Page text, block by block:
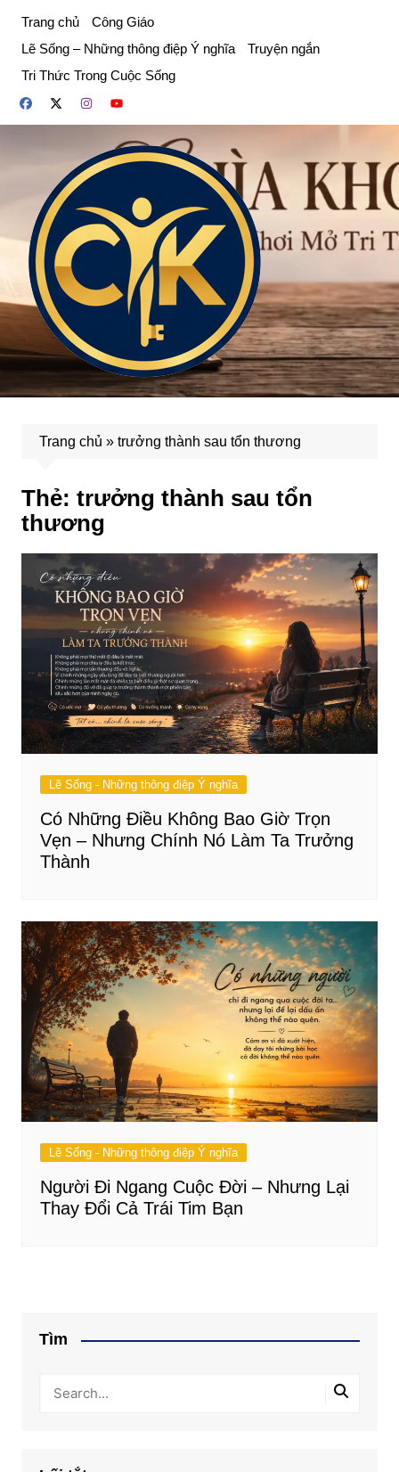
phần
dung
Trang chủ
Công Giáo
Lẽ Sống – Những thông điệp Ý nghĩa
Truyện ngắn
Tri Thức Trong Cuộc Sống
Trang chủ » trưởng thành sau tổn thương
Thẻ: trưởng thành sau tổn
thương
Lẽ Sống - Những thông điệp Ý nghĩa
Có Những Điều Không Bao Giờ Trọn
Vẹn – Nhưng Chính Nó Làm Ta Trưởng
Thành
Lẽ Sống - Những thông điệp Ý nghĩa
Người Đi Ngang Cuộc Đời – Nhưng Lại
Thay Đổi Cả Trái Tim Bạn
Tìm